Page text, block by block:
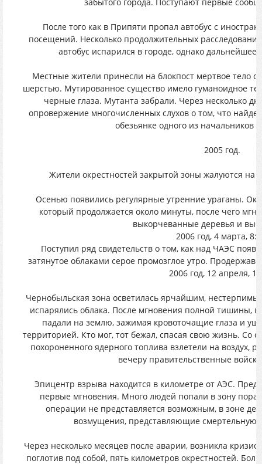
После того как в Припяти пропал автобус с
посещений. Несколько продолжительных
автобус испарился в городе, однако дальнейшее
Местные жители принесли на блокпост мертвое тело
шерстью. Мутированное существо имело гуманоидное
черные глаза. Мутанта забрали. Через несколько
опровержение многочисленных слухов о том, что
обезьянке одного из начальников
2005 год.
Жители окрестностей закрытой зоны жалуются на
Осенью появились регулярные утренние ураганы.
который продолжается около минуты, после чего
выкорчеванные деревья и
2006 год, 4 марта,
Поступил ряд свидетельств о том, как над ЧАЭС
затянутое облаками серое промозглое утро.
2006 год, 12 апреля,
Чернобыльская зона осветилась ярчайшим,
испарялись облака. После мгновения полной тишины,
падали на землю, зажимая кровоточащие глаза и
территорией. Кто мог, тот бежал, спасая свою жизнь. Со
похороненного ядерного топлива взлетели на воздух,
вечеру правительственные
Эпицентр взрыва находится в километре от АЭС.
первые мгновения. Много людей попали в зону
операции не представляется возможным, в зоне
возмущения, представляющие смертельную
Через несколько месяцев после аварии, возникла
поглотив под собой, пять километров окрестностей.